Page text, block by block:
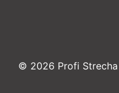
© 2026 Profi Strecha